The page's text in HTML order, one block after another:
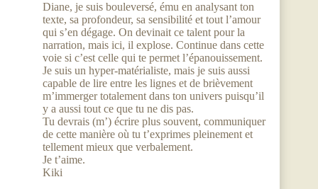
Diane, je suis bouleversé, ému en analysant ton
texte, sa profondeur, sa sensibilité et tout l’amour
qui s’en dégage. On devinait ce talent pour la
narration, mais ici, il explose. Continue dans cette
voie si c’est celle qui te permet l’épanouissement.
Je suis un hyper-matérialiste, mais je suis aussi
capable de lire entre les lignes et de brièvement
m’immerger totalement dans ton univers puisqu’il
y a aussi tout ce que tu ne dis pas.
Tu devrais (m’) écrire plus souvent, communiquer
de cette manière où tu t’exprimes pleinement et
tellement mieux que verbalement.
Je t’aime.
Kiki